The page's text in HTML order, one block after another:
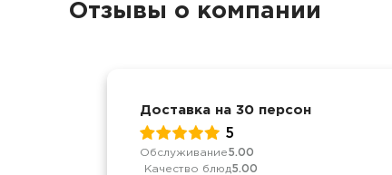
Отзывы о компании
Доставка на 30 персон
5
Обслуживание5.00
Качество блюд5.00